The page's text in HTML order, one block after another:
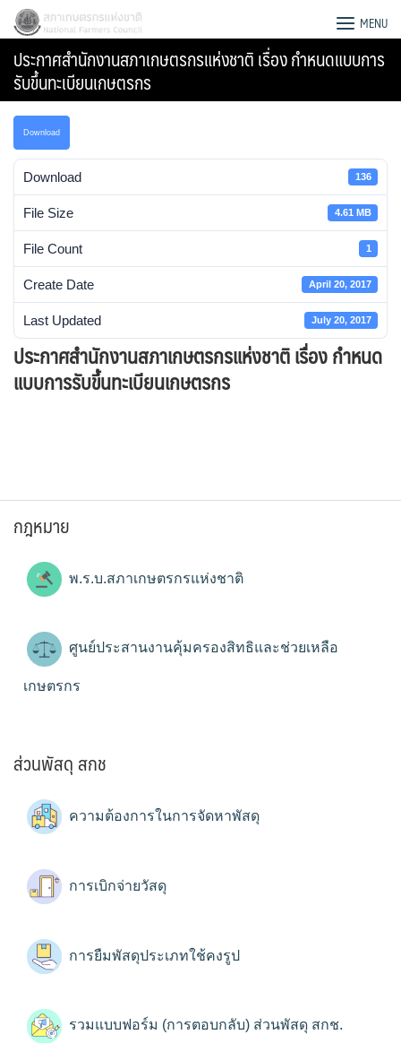
Skip
content
Search
for:
สภาเกษตรกรแห่งชาติ MENU
ประกาศสำนักงานสภาเกษตรกรแห่งชาติ เรื่อง กำหนดแบบการ
รับขึ้นทะเบียนเกษตรกร
Download
Download 136
File Size 4.61 MB
File Count 1
Create Date April 20, 2017
Last Updated July 20, 2017
ประกาศสำนักงานสภาเกษตรกรแห่งชาติ เรื่อง กำหนด
แบบการรับขึ้นทะเบียนเกษตรกร
กฎหมาย
พ.ร.บ.สภาเกษตรกรแห่งชาติ
ศูนย์ประสานงานคุ้มครองสิทธิและช่วยเหลือ
เกษตรกร
ส่วนพัสดุ สกช
ความต้องการในการจัดหาพัสดุ
การเบิกจ่ายวัสดุ
การยืมพัสดุประเภทใช้คงรูป
รวมแบบฟอร์ม (การตอบกลับ) ส่วนพัสดุ สกช.